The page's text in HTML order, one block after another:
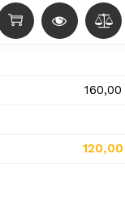
160,00
120,00